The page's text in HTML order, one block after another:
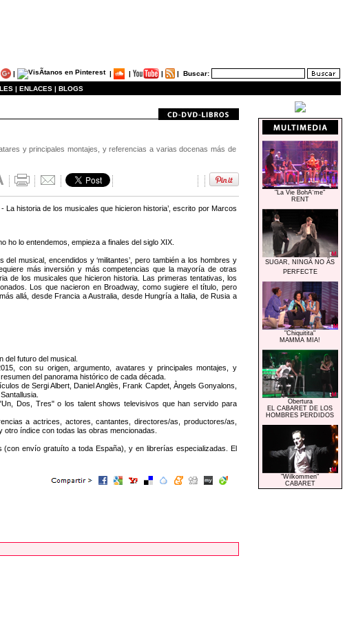
| | | | | Buscar:
| ENLACES | BLOGS
y principales montajes, y referencias a varias docenas más de
La historia de los musicales que hicieron historia’, escrito por Marcos
ho lo entendemos, empieza a finales del siglo XIX.
musical, encendidos y ‘militantes’, pero también a los hombres y
más inversión y más competencias que la mayoría de otras
de los musicales que hicieron historia. Las primeras tentativas, los
Los que nacieron en Broadway, como sugiere el título, pero
allá, desde Francia a Australia, desde Hungría a Italia, de Rusia a
futuro del musical.
con su origen, argumento, avatares y principales montajes, y
del panorama histórico de cada década.
de Sergi Albert, Daniel Anglès, Frank Capdet, Àngels Gonyalons,
Dos, Tres" o los talent shows televisivos que han servido para
a actrices, actores, cantantes, directores/as, productores/as,
índice con todas las obras mencionadas.
envío gratuíto a toda España), y en librerías especializadas. El
"La Vie BohÃ¨me"
RENT
SUGAR, NINGÃ NO ÃS
PERFECTE
"Chiquitita"
MAMMA MIA!
Obertura
EL CABARET DE LOS
HOMBRES PERDIDOS
"Wilkommen"
CABARET